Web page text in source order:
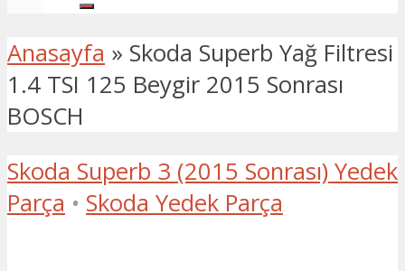
Anasayfa » Skoda Superb Yağ Filtresi
1.4 TSI 125 Beygir 2015 Sonrası
BOSCH
Skoda Superb 3 (2015 Sonrası) Yedek
Parça • Skoda Yedek Parça